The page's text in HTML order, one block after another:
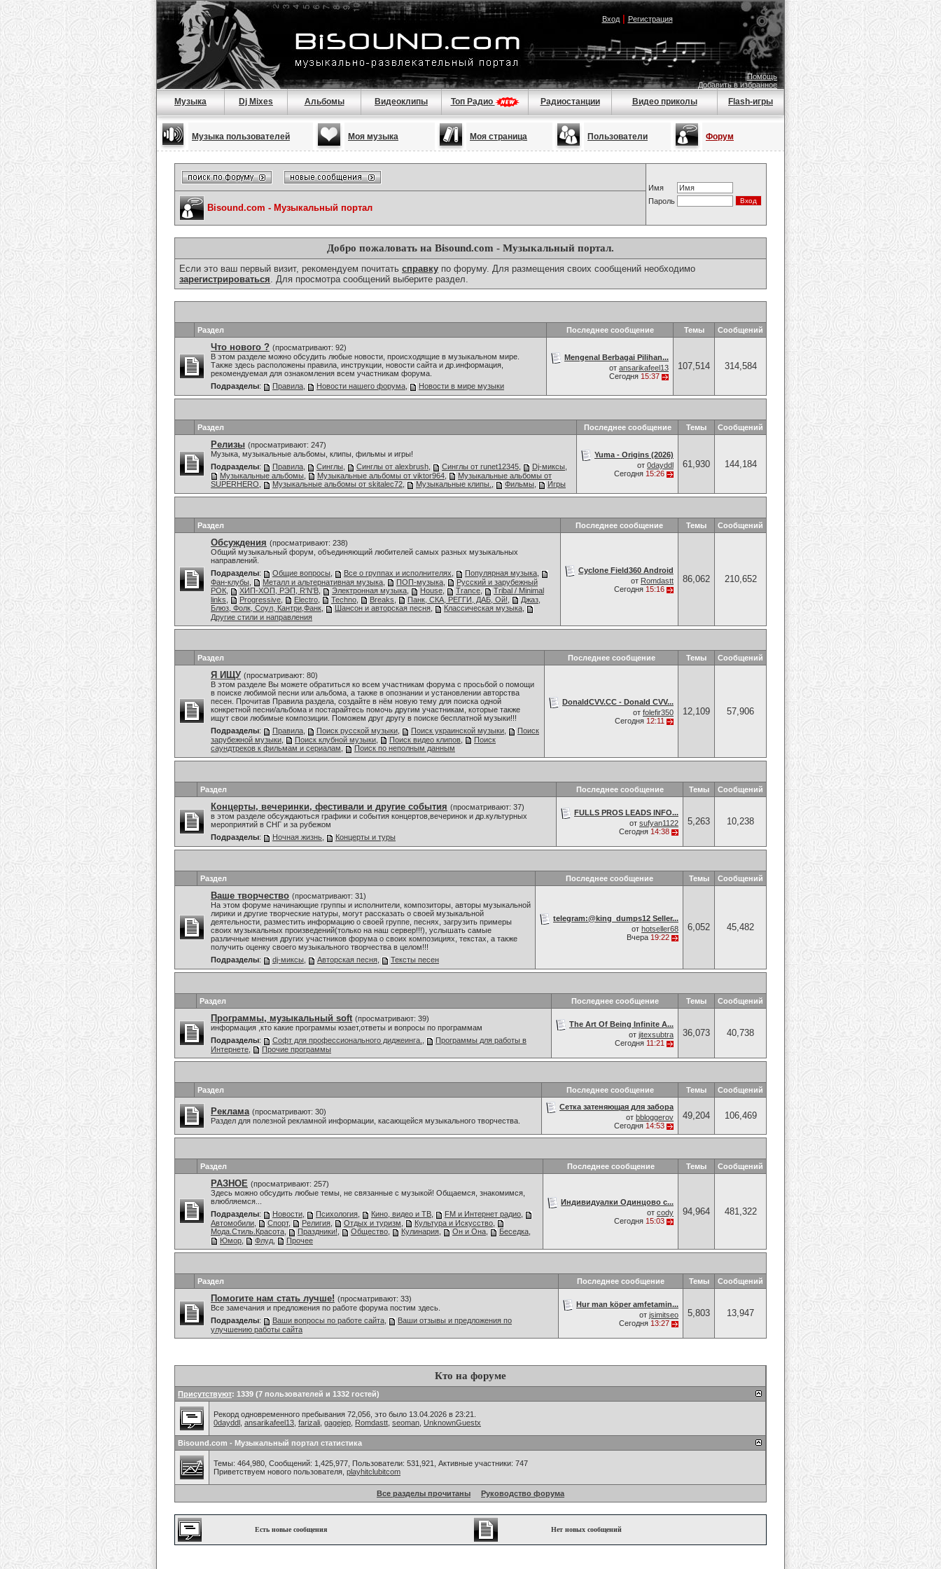
Вход| Регистрация
Помощь
Добавить в избранное
Музыка Dj Mixes Альбомы Видеоклипы Топ Радио Радиостанции Видео приколы Flash-игры
Музыка пользователей Моя музыка Моя страница Пользователи Форум
Имя
Пароль
Bisound.com - Музыкальный портал
Добро пожаловать на Bisound.com - Музыкальный портал.
Если это ваш первый визит, рекомендуем почитать справку по форуму. Для размещения своих сообщений необходимо
зарегистрироваться. Для просмотра сообщений выберите раздел.
Раздел Последнее сообщение Темы Сообщений
Что нового ? (просматривают: 92)
В этом разделе можно обсудить любые новости, происходящие в музыкальном мире.
Также здесь расположены правила, инструкции, новости сайта и др.информация,
рекомендуемая для ознакомления всем участникам форума.
Подразделы: Правила Новости нашего форума Новости в мире музыки
Mengenal Berbagai Pilihan...
от ansarikafeel13
Сегодня 15:37
107,514 314,584
Раздел Последнее сообщение Темы Сообщений
Релизы (просматривают: 247)
Музыка, музыкальные альбомы, клипы, фильмы и игры!
Подразделы: Правила Синглы Синглы от alexbrush Синглы от runet12345 Dj-миксы
Музыкальные альбомы
Музыкальные альбомы от viktor964
Музыкальные альбомы от
SUPERHERO
Музыкальные альбомы от skitalec72 Музыкальные клипы. Фильмы Игры
Yuma - Origins (2026)
от 0dayddl
Сегодня 15:26
61,930 144,184
Раздел Последнее сообщение Темы Сообщений
Обсуждения (просматривают: 238)
Общий музыкальный форум, объединяющий любителей самых разных музыкальных
направлений.
Подразделы: Общие вопросы Все о группах и исполнителях Популярная музыка
Фан-клубы
Металл и альтернативная музыка ПОП-музыка
Русский и зарубежный
РОК
ХИП-ХОП, РЭП, R'N'B Электронная музыка House Trance
Tribal / Minimal
links
Progressive Electro Techno Breaks Панк, СКА, РЕГГИ, ДАБ, Ой!
Джаз,
Блюз, Фолк, Соул, Кантри,Фанк
Шансон и авторская песня Классическая музыка
Другие стили и направления
Cyclone Field360 Android
от Romdastt
Сегодня 15:16
86,062 210,652
Раздел Последнее сообщение Темы Сообщений
Я ИЩУ (просматривают: 80)
В этом разделе Вы можете обратиться ко всем участникам форума с просьбой о помощи
в поиске любимой песни или альбома, а также в опознании и установлении авторства
песен. Прочитав Правила раздела, создайте в нём новую тему для поиска одной
конкретной песни/альбома и постарайтесь помочь другим участникам, которые также
ищут свои любимые композиции. Поможем друг другу в поиске бесплатной музыки!!!
Подразделы: Правила Поиск русской музыки Поиск украинской музыки
Поиск
зарубежной музыки
Поиск клубной музыки Поиск видео клипов
Поиск
саундтреков к фильмам и сериалам
Поиск по неполным данным
DonaldCVV.CC - Donald CVV...
от folefir350
Сегодня 12:11
12,109 57,906
Раздел Последнее сообщение Темы Сообщений
Концерты, вечеринки, фестивали и другие события (просматривают: 37)
в этом разделе обсуждаються графики и события концертов,вечеринок и др.культурных
мероприятий в СНГ и за рубежом
Подразделы: Ночная жизнь Концерты и туры
FULLS PROS LEADS INFO...
от sufyan1122
Сегодня 14:38
5,263 10,238
Раздел Последнее сообщение Темы Сообщений
Ваше творчество (просматривают: 31)
На этом форуме начинающие группы и исполнители, композиторы, авторы музыкальной
лирики и другие творческие натуры, могут рассказать о своей музыкальной
деятельности, разместить информацию о своей группе, песнях, загрузить примеры
своих музыкальных произведений(только на наш сервер!!!), услышать самые
различные мнения других участников форума о своих композициях, текстах, а также
получить оценку своего музыкального творчества в целом!!!
Подразделы: dj-миксы Авторская песня Тексты песен
telegram:@king_dumps12 Seller...
от hotseller68
Вчера 19:22
6,052 45,482
Раздел Последнее сообщение Темы Сообщений
Программы, музыкальный soft (просматривают: 39)
информация ,кто какие программы юзает,ответы и вопросы по программам
Подразделы: Софт для профессионального диджеинга.
Программы для работы в
Интернете
Прочие программы
The Art Of Being Infinite A...
от jitexsubtra
Сегодня 11:21
36,073 40,738
Раздел Последнее сообщение Темы Сообщений
Реклама (просматривают: 30)
Раздел для полезной рекламной информации, касающейся музыкального творчества.
Сетка затеняющая для забора
от bbloggerov
Сегодня 14:53
49,204 106,469
Раздел Последнее сообщение Темы Сообщений
РАЗНОЕ (просматривают: 257)
Здесь можно обсудить любые темы, не связанные с музыкой! Общаемся, знакомимся,
влюбляемся...
Подразделы: Новости Психология Кино, видео и ТВ FM и Интернет радио
Автомобили
Спорт, Религия Отдых и туризм Культура и Искусство
Мода.Стиль.Красота
Праздники! Общество Кулинария Он и Она Беседка
Юмор
Флуд Прочее
Индивидуалки Одинцово с...
от cody
Сегодня 15:03
94,964 481,322
Раздел Последнее сообщение Темы Сообщений
Помогите нам стать лучше! (просматривают: 33)
Все замечания и предложения по работе форума постим здесь.
Подразделы: Ваши вопросы по работе сайта
Ваши отзывы и предложения по
улучшению работы сайта
Hur man köper amfetamin...
от jsimitseo
Сегодня 13:27
5,803 13,947
Кто на форуме
Присутствуют: 1339 (7 пользователей и 1332 гостей)
Рекорд одновременного пребывания 72,056, это было 13.04.2026 в 23:21.
0dayddl ansarikafeel13 farizali gagejep Romdastt seoman UnknownGuestx
Bisound.com - Музыкальный портал статистика
Темы: 464,980, Сообщений: 1,425,977, Пользователи: 531,921, Активные участники: 747
Приветствуем нового пользователя, playhitclubitcom
Все разделы прочитаны Руководство форума
Есть новые сообщения Нет новых сообщений